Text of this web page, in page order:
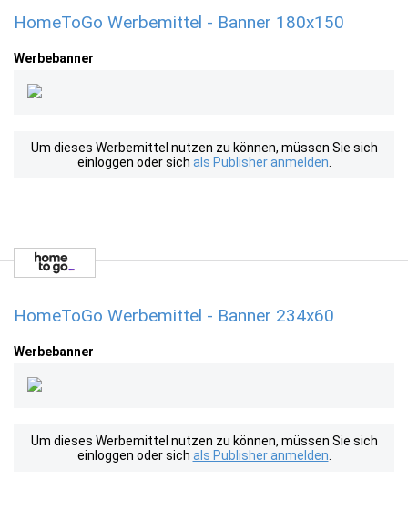
HomeToGo Werbemittel - Banner 180x150
Werbebanner
Um dieses Werbemittel nutzen zu können, müssen Sie sich
einloggen oder sich als Publisher anmelden
HomeToGo Werbemittel - Banner 234x60
Werbebanner
Um dieses Werbemittel nutzen zu können, müssen Sie sich
einloggen oder sich als Publisher anmelden